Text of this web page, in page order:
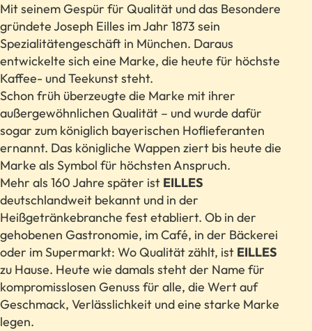
Mit seinem Gespür für Qualität und das Besondere
gründete Joseph Eilles im Jahr 1873 sein
Spezialitätengeschäft in München. Daraus
entwickelte sich eine Marke, die heute für höchste
Kaffee- und Teekunst steht.
Schon früh überzeugte die Marke mit ihrer
außergewöhnlichen Qualität – und wurde dafür
sogar zum königlich bayerischen Hoflieferanten
ernannt. Das königliche Wappen ziert bis heute die
Marke als Symbol für höchsten Anspruch.
Mehr als 160 Jahre später ist EILLES
deutschlandweit bekannt und in der
Heißgetränkebranche fest etabliert. Ob in der
gehobenen Gastronomie, im Café, in der Bäckerei
oder im Supermarkt: Wo Qualität zählt, ist EILLES
zu Hause. Heute wie damals steht der Name für
kompromisslosen Genuss für alle, die Wert auf
Geschmack, Verlässlichkeit und eine starke Marke
legen.